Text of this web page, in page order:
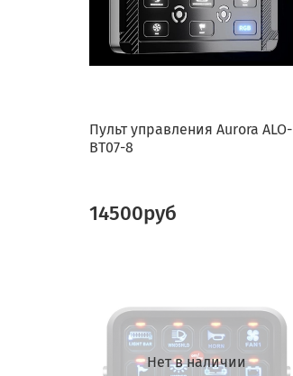
Пульт управления Aurora ALO-
BT07-8
14500руб
Нет в наличии